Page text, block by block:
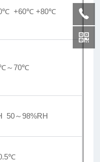
+60℃ +80℃
～70℃
50～98%RH